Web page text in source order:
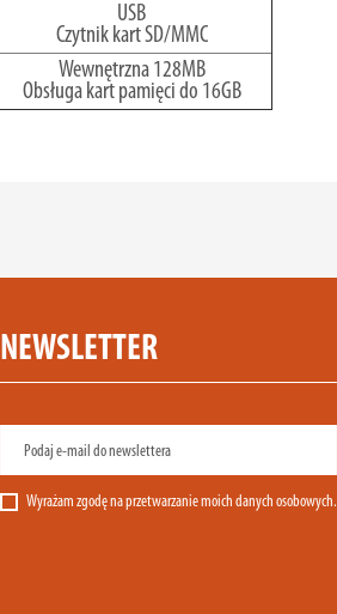
USB
Czytnik kart SD/MMC
Wewnętrzna 128MB
Obsługa kart pamięci do 16GB
NEWSLETTER
Wyrażam zgodę na przetwarzanie moich danych osobowych.